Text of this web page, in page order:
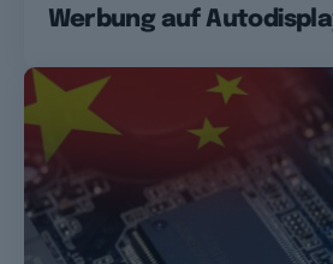
Werbung auf